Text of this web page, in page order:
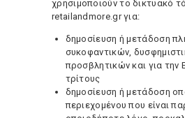
χρησιμοποιούν τo δικτυακό
retailandmore.gr για:
δημοσίευση ή μετάδοση
συκοφαντικών,
προσβλητικών και για την
τρίτους
δημοσίευση ή μετάδοση
περιεχομένου που είναι